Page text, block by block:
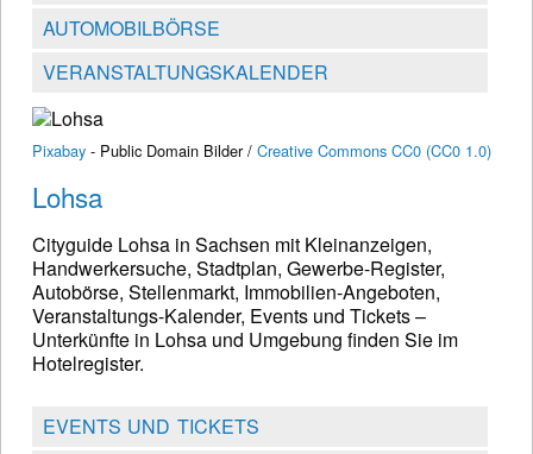
AUTOMOBILBÖRSE
VERANSTALTUNGSKALENDER
Pixabay - Public Domain Bilder / Creative Commons CC0 (CC0 1.0)
Lohsa
Cityguide Lohsa in Sachsen mit Kleinanzeigen,
Handwerkersuche, Stadtplan, Gewerbe-Register,
Autobörse, Stellenmarkt, Immobilien-Angeboten,
Veranstaltungs-Kalender, Events und Tickets –
Unterkünfte in Lohsa und Umgebung finden Sie im
Hotelregister.
EVENTS UND TICKETS